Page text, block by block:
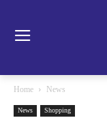
Home News
News Shopping